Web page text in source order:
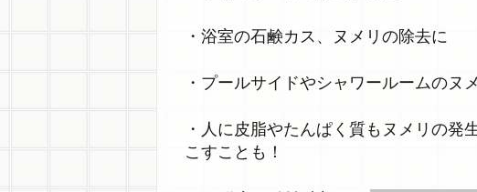
・浴室の石鹸カス、ヌメリの除去に
・プールサイドやシャワールームのヌ
・人に皮脂やたんぱく質もヌメリの発
こすことも！